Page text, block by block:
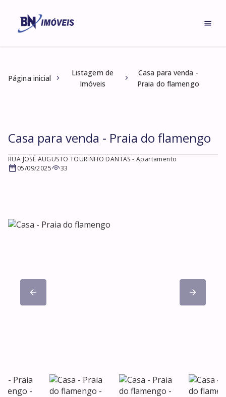
Página inicial
Listagem de
Imóveis
Casa para venda -
Praia do flamengo
Casa para venda - Praia do flamengo
RUA JOSÉ AUGUSTO TOURINHO DANTAS - Apartamento
05/09/2025
33